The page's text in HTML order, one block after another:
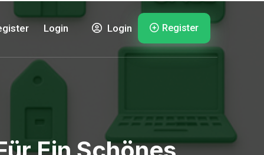
Login Login Register